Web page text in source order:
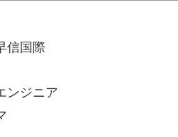
信国際
ンジニア